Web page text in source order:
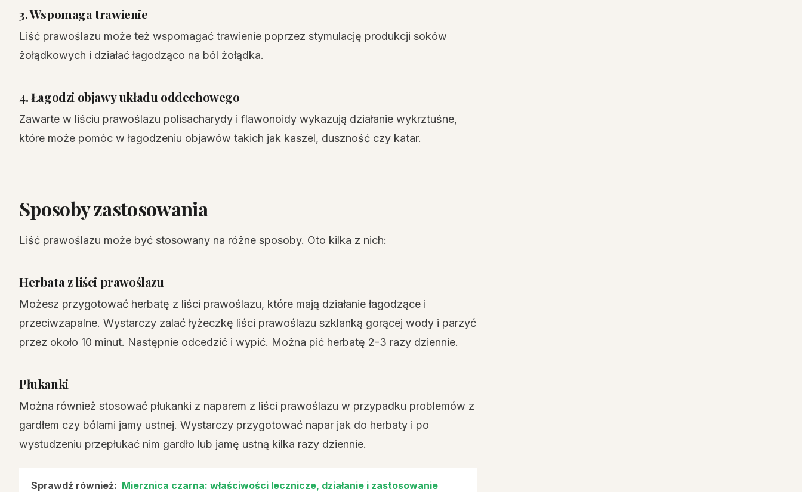
3. Wspomaga trawienie
Liść prawoślazu może też wspomagać trawienie poprzez stymulację produkcji soków
żołądkowych i działać łagodząco na ból żołądka.
4. Łagodzi objawy układu oddechowego
Zawarte w liściu prawoślazu polisacharydy i flawonoidy wykazują działanie wykrztuśne,
które może pomóc w łagodzeniu objawów takich jak kaszel, duszność czy katar.
Sposoby zastosowania
Liść prawoślazu może być stosowany na różne sposoby. Oto kilka z nich:
Herbata z liści prawoślazu
Możesz przygotować herbatę z liści prawoślazu, które mają działanie łagodzące i
przeciwzapalne. Wystarczy zalać łyżeczkę liści prawoślazu szklanką gorącej wody i parzyć
przez około 10 minut. Następnie odcedzić i wypić. Można pić herbatę 2-3 razy dziennie.
Płukanki
Można również stosować płukanki z naparem z liści prawoślazu w przypadku problemów z
gardłem czy bólami jamy ustnej. Wystarczy przygotować napar jak do herbaty i po
wystudzeniu przepłukać nim gardło lub jamę ustną kilka razy dziennie.
Sprawdź również: Mierznica czarna: właściwości lecznicze, działanie i zastosowanie